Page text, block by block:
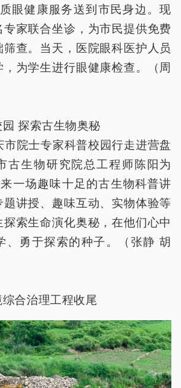
眼健康服务送到市民身边。现
家联合坐诊，为市民提供免费
查。当天，医院眼科医护人员
为学生进行眼健康检查。（周
探索古生物奥秘
市院士专家科普校园行走进营盘
古生物研究院总工程师陈阳为
一场趣味十足的古生物科普讲
题讲授、趣味互动、实物体验等
索生命演化奥秘，在他们心中
、勇于探索的种子。（张静 胡
合治理工程收尾